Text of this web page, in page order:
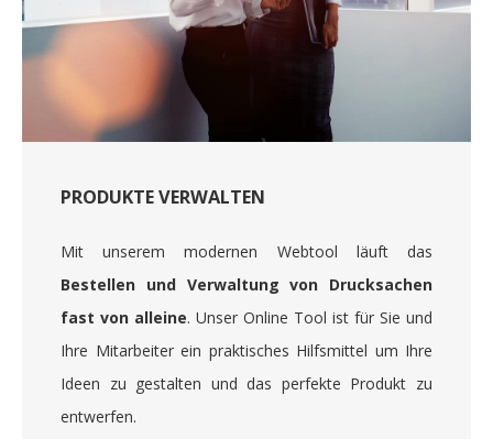
PRODUKTE VERWALTEN
Mit unserem modernen Webtool läuft das
Bestellen und Verwaltung von Drucksachen
fast von alleine. Unser Online Tool ist für Sie und
Ihre Mitarbeiter ein praktisches Hilfsmittel um Ihre
Ideen zu gestalten und das perfekte Produkt zu
entwerfen.